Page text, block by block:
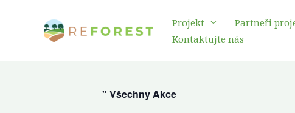
Projekt Partneři
Kontaktujte nás
" Všechny Akce